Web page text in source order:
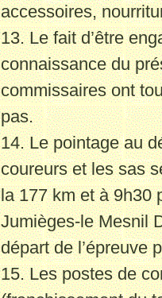
accessoires,
13. Le fait d’être
connaissance du
commissaires ont
pas.
14. Le pointage au
coureurs et les sas
la 177 km et à 9h30
Jumièges-le Mesnil
départ de l’épreuve
15. Les postes de